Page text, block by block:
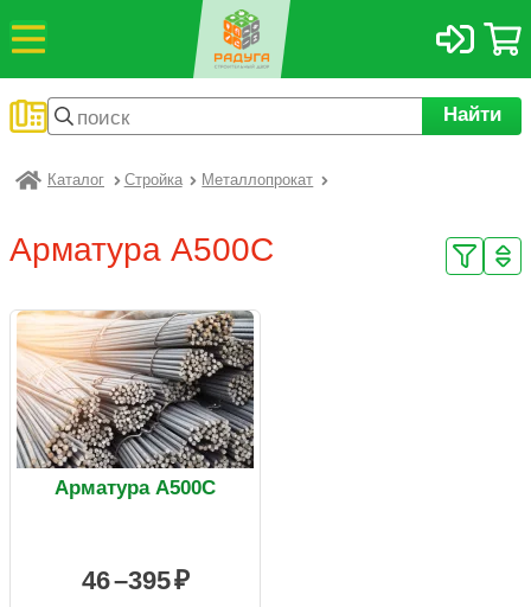
Найти
Каталог Стройка Металлопрокат
Арматура А500С
Арматура А500С
46 –395